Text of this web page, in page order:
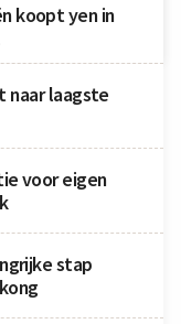
koopt yen in
naar laagste
voor eigen
stap